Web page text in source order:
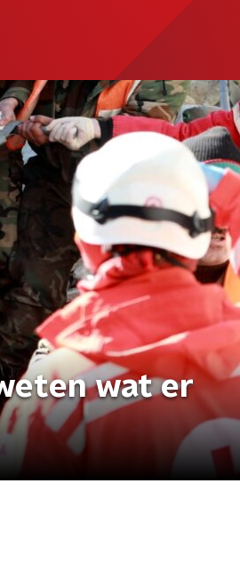
wat er